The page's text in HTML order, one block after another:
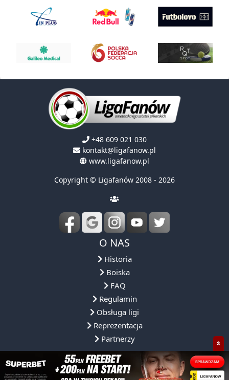
+48 609 021 030
kontakt@ligafanow.pl
www.ligafanow.pl
Copyright © Ligafanów 2008 - 2026
O NAS
Historia
Boiska
FAQ
Regulamin
Obsługa ligi
Reprezentacja
Partnerzy
NASZA OFERTA NASZE ROZGRYWKI DLACZEGO MY?